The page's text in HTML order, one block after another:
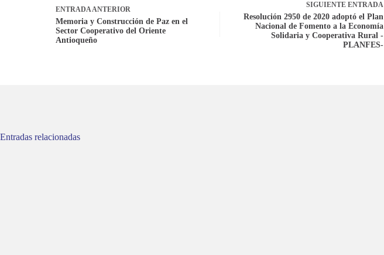
ENTRADAANTERIOR
Memoria y Construcción de Paz en el
Sector Cooperativo del Oriente
Antioqueño
SIGUIENTE ENTRADA
Resolución 2950 de 2020 adoptó el Plan
Nacional de Fomento a la Economía
Solidaria y Cooperativa Rural -
PLANFES-
Entradas relacionadas